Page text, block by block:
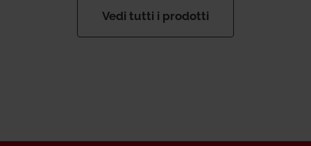
Vedi tutti i prodotti